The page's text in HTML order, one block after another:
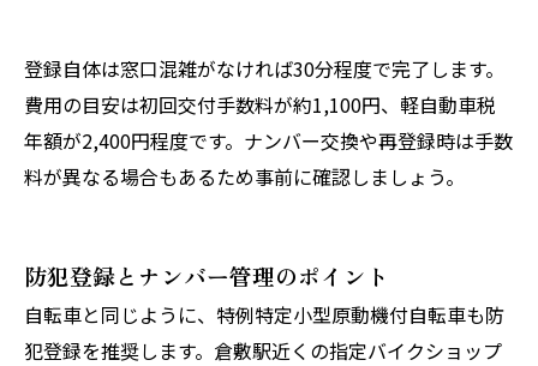
登録自体は窓口混雑がなければ30分程度で完了します。
費用の目安は初回交付手数料が約1,100円、軽自動車税
年額が2,400円程度です。ナンバー交換や再登録時は手数
料が異なる場合もあるため事前に確認しましょう。
防犯登録とナンバー管理のポイント
自転車と同じように、特例特定小型原動機付自転車も防
犯登録を推奨します。倉敷駅近くの指定バイクショップ